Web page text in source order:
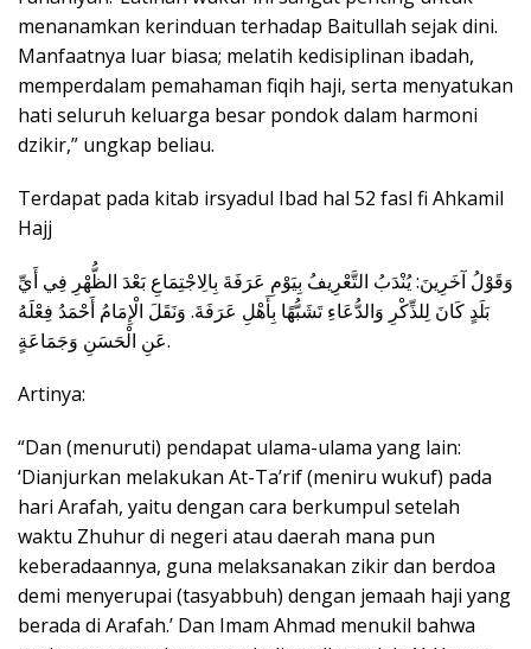
menanamkan kerinduan terhadap Baitullah sejak dini.
Manfaatnya luar biasa; melatih kedisiplinan ibadah,
memperdalam pemahaman fiqih haji, serta menyatukan
hati seluruh keluarga besar pondok dalam harmoni
dzikir,” ungkap beliau.
Terdapat pada kitab irsyadul Ibad hal 52 fasl fi Ahkamil
Hajj
وَقَوْلُ آخَرِينَ: يُنْدَبُ التَّعْرِيفُ بِيَوْمِ عَرَفَةَ بِالِاجْتِمَاعِ بَعْدَ الظُّهْرِ فِي أَيِّ
بَلَدٍ كَانَ لِلذِّكْرِ وَالدُّعَاءِ تَشَبُّهًا بِأَهْلِ عَرَفَةَ. وَنَقَلَ الْإِمَامُ أَحْمَدُ فِعْلَهُ
عَنِ الْحَسَنِ وَجَمَاعَةٍ.
Artinya:
“Dan (menuruti) pendapat ulama-ulama yang lain:
‘Dianjurkan melakukan At-Ta’rif (meniru wukuf) pada
hari Arafah, yaitu dengan cara berkumpul setelah
waktu Zhuhur di negeri atau daerah mana pun
keberadaannya, guna melaksanakan zikir dan berdoa
demi menyerupai (tasyabbuh) dengan jemaah haji yang
berada di Arafah.’ Dan Imam Ahmad menukil bahwa